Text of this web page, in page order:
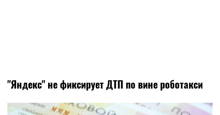
"Яндекс" не фиксирует ДТП по вине роботакси